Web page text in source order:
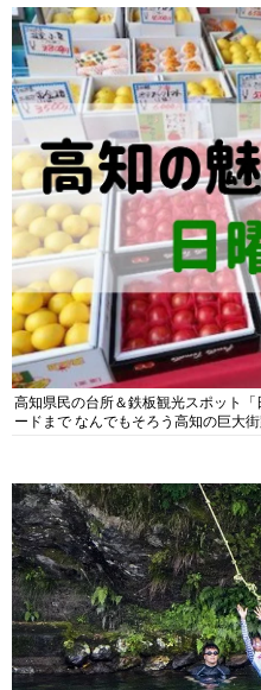
高知県民の台所＆鉄板観光スポット
ードまで なんでもそろう高知の巨大